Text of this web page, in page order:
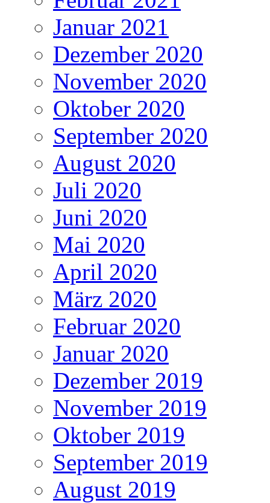
Januar 2021
Dezember 2020
November 2020
Oktober 2020
September 2020
August 2020
Juli 2020
Juni 2020
Mai 2020
April 2020
März 2020
Februar 2020
Januar 2020
Dezember 2019
November 2019
Oktober 2019
September 2019
August 2019